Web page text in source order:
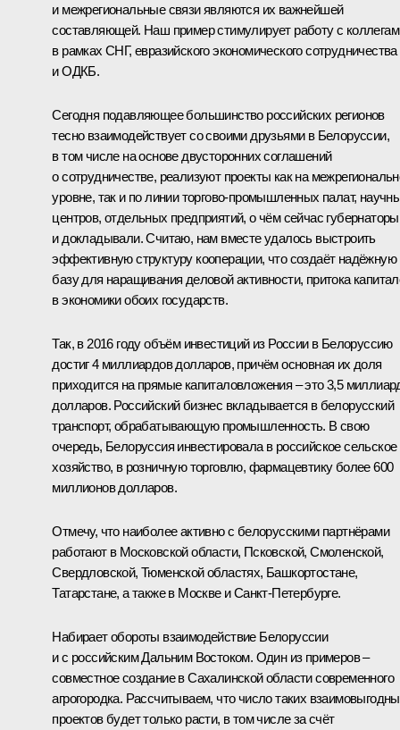
и межрегиональные связи являются их важнейшей
составляющей. Наш пример стимулирует работу с
в рамках СНГ, евразийского экономического сотрудничества
и ОДКБ.
Сегодня подавляющее большинство российских регионов
тесно взаимодействует со своими друзьями в Белоруссии,
в том числе на основе двусторонних соглашений
о сотрудничестве, реализуют проекты как на
уровне, так и по линии торгово-промышленных палат,
центров, отдельных предприятий, о чём сейчас губернаторы
и докладывали. Считаю, нам вместе удалось выстроить
эффективную структуру кооперации, что создаёт надёжную
базу для наращивания деловой активности, притока
в экономики обоих государств.
Так, в 2016 году объём инвестиций из России в Белоруссию
достиг 4 миллиардов долларов, причём основная их доля
приходится на прямые капиталовложения – это 3,5
долларов. Российский бизнес вкладывается в белорусский
транспорт, обрабатывающую промышленность. В свою
очередь, Белоруссия инвестировала в российское сельское
хозяйство, в розничную торговлю, фармацевтику более 600
миллионов долларов.
Отмечу, что наиболее активно с белорусскими партнёрами
работают в Московской области, Псковской, Смоленской,
Свердловской, Тюменской областях, Башкортостане,
Татарстане, а также в Москве и Санкт-Петербурге.
Набирает обороты взаимодействие Белоруссии
и с российским Дальним Востоком. Один из примеров –
совместное создание в Сахалинской области современного
агрогородка. Рассчитываем, что число таких
проектов будет только расти, в том числе за счёт